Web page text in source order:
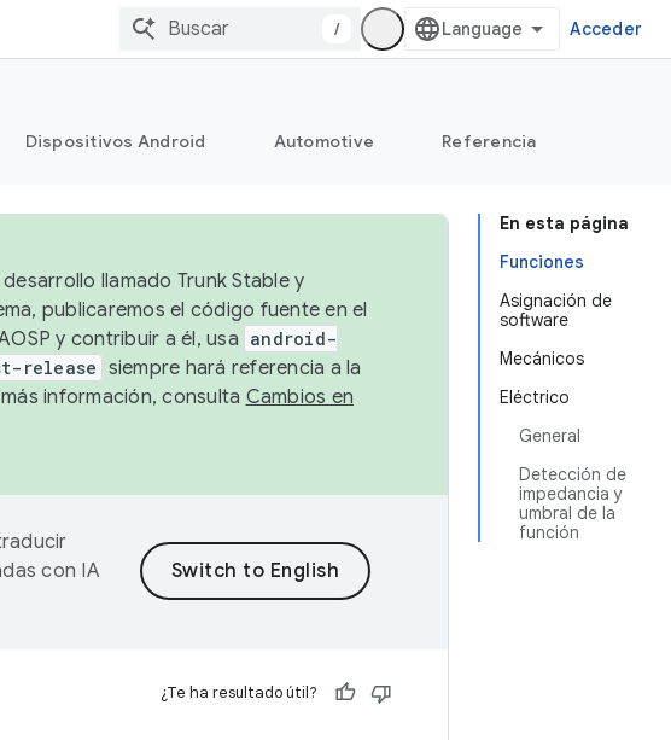
/ Acceder
Dispositivos Android Automotive Referencia
En esta página
Funciones
Asignación de
software
Mecánicos
Eléctrico
General
Detección de
impedancia y
umbral de la
función
llamado Trunk Stable y
publicaremos el código fuente en el
y contribuir a él, usa android-
release siempre hará referencia a la
información, consulta Cambios en
con IA
¿Te ha resultado útil?